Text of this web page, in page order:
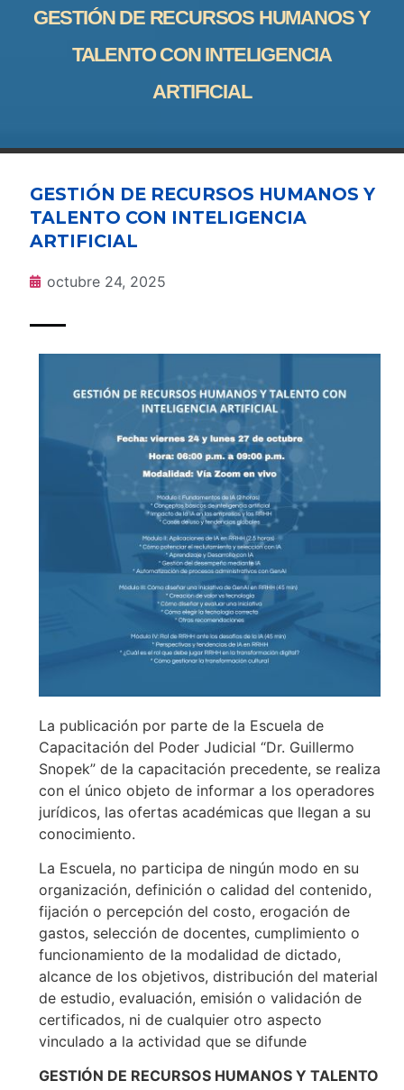
GESTIÓN DE RECURSOS HUMANOS Y
TALENTO CON INTELIGENCIA
ARTIFICIAL
GESTIÓN DE RECURSOS HUMANOS Y
TALENTO CON INTELIGENCIA
ARTIFICIAL
octubre 24, 2025
La publicación por parte de la Escuela de
Capacitación del Poder Judicial “Dr. Guillermo
Snopek” de la capacitación precedente, se realiza
con el único objeto de informar a los operadores
jurídicos, las ofertas académicas que llegan a su
conocimiento.
La Escuela, no participa de ningún modo en su
organización, definición o calidad del contenido,
fijación o percepción del costo, erogación de
gastos, selección de docentes, cumplimiento o
funcionamiento de la modalidad de dictado,
alcance de los objetivos, distribución del material
de estudio, evaluación, emisión o validación de
certificados, ni de cualquier otro aspecto
vinculado a la actividad que se difunde
GESTIÓN DE RECURSOS HUMANOS Y TALENTO